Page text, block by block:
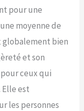
pour une
moyenne de
globalement bien
et son
ceux qui
est
les personnes